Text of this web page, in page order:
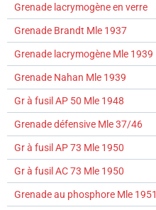
Grenade lacrymogène en verre
Grenade Brandt Mle 1937
Grenade lacrymogène Mle 1939
Grenade Nahan Mle 1939
Gr à fusil AP 50 Mle 1948
Grenade défensive Mle 37/46
Gr à fusil AP 73 Mle 1950
Gr à fusil AC 73 Mle 1950
Grenade au phosphore Mle 1951